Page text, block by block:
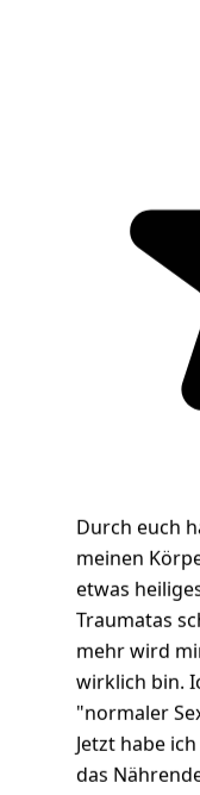
Durch euch
meinen
etwas
Traumatas
mehr wird
wirklich bin.